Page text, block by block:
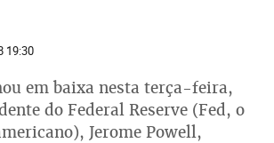
19:30
em baixa nesta terça-feira,
do Federal Reserve (Fed, o
Jerome Powell,